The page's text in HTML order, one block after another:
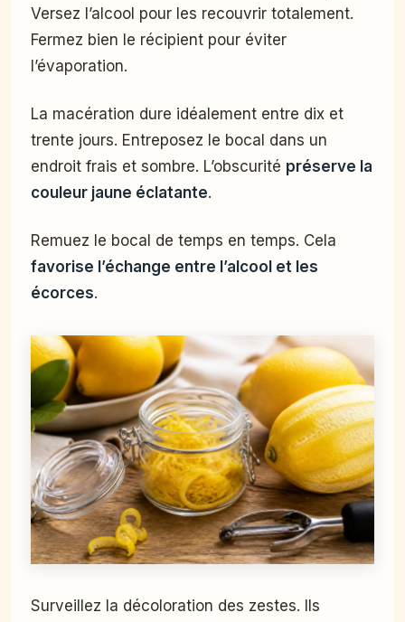
Versez l’alcool pour les recouvrir totalement.
Fermez bien le récipient pour éviter
l’évaporation.
La macération dure idéalement entre dix et
trente jours. Entreposez le bocal dans un
endroit frais et sombre. L’obscurité préserve la
couleur jaune éclatante.
Remuez le bocal de temps en temps. Cela
favorise l’échange entre l’alcool et les
écorces.
Surveillez la décoloration des zestes. Ils